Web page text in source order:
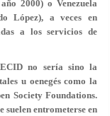
2000) o Venezuela
López), a veces en
a los servicios de
no sería sino la
u oenegés como la
Society Foundations.
suelen entrometerse en